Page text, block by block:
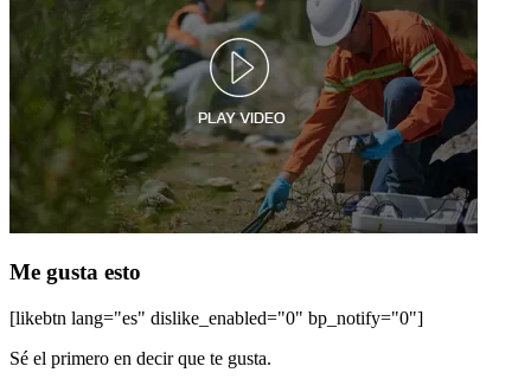
Me gusta esto
[likebtn lang="es" dislike_enabled="0" bp_notify="0"]
Sé el primero en decir que te gusta.